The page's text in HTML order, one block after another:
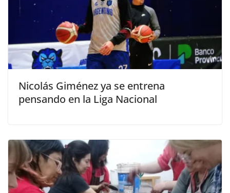
Nicolás Giménez ya se entrena
pensando en la Liga Nacional